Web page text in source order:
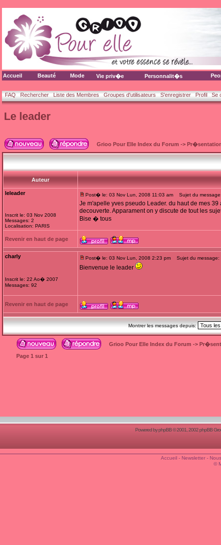
Accueil Beauté Mode Vie priv�e Personnalit�s
FAQ Rechercher Liste des Membres Groupes d'utilisateurs S'enregistrer Profil Se
Le leader
Grioo Pour Elle Index du Forum ->
Auteur
leleader
Inscrit le: 03 Nov 2008
Messages: 2
Localisation: PARIS
Post� le: 03 Nov Lun, 2008 11:03 am Sujet du
Je m'apelle yves pseudo Leader. du haut de mes
decouverte. Apparament on y discute de tout les
Bise � tous
Revenir en haut de page
charly
Inscrit le: 22 Ao� 2007
Messages: 92
Post� le: 03 Nov Lun, 2008 2:23 pm Sujet du message:
Bienvenue le leader
Revenir en haut de page
Montrer les messages depuis:
Grioo Pour Elle Index du Forum ->
Page 1 sur 1
Powered byphpBB© 2001, 2002 phpBB
Accueil- Newsletter-
©